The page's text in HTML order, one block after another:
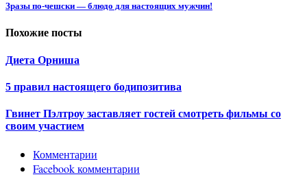
Зразы по-чешски — блюдо для настоящих мужчин!
Похожие посты
Диета Орниша
5 правил настоящего бодипозитива
Гвинет Пэлтроу заставляет гостей смотреть фильмы со
своим участием
Комментарии
Facebook комментарии